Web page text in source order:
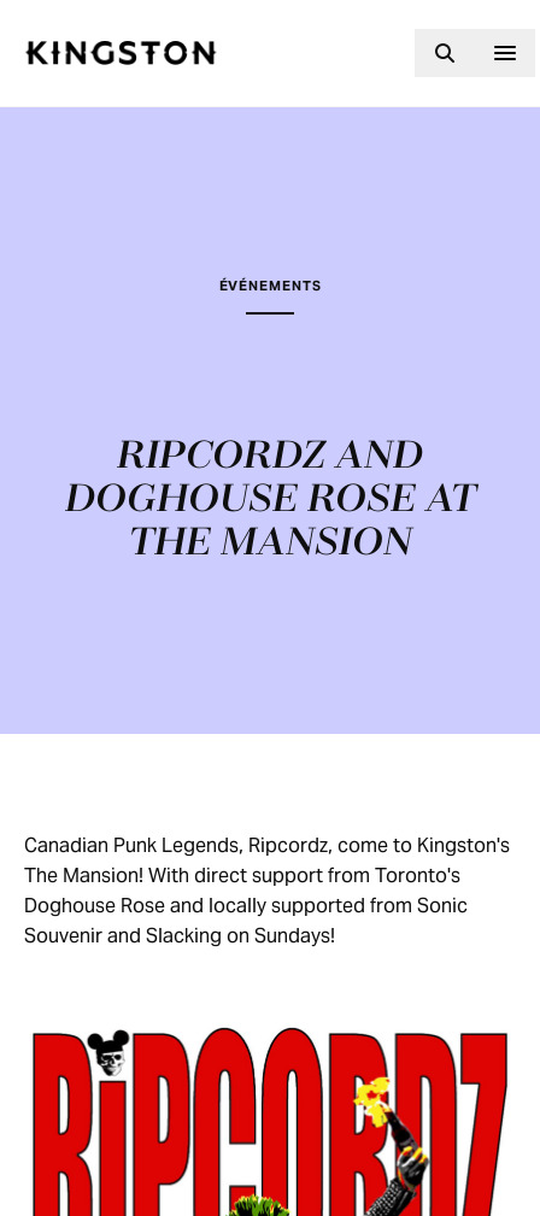
ÉVÉNEMENTS
RIPCORDZ AND
DOGHOUSE ROSE AT
THE MANSION
Canadian Punk Legends, Ripcordz, come to Kingston's
The Mansion! With direct support from Toronto's
Doghouse Rose and locally supported from Sonic
Souvenir and Slacking on Sundays!